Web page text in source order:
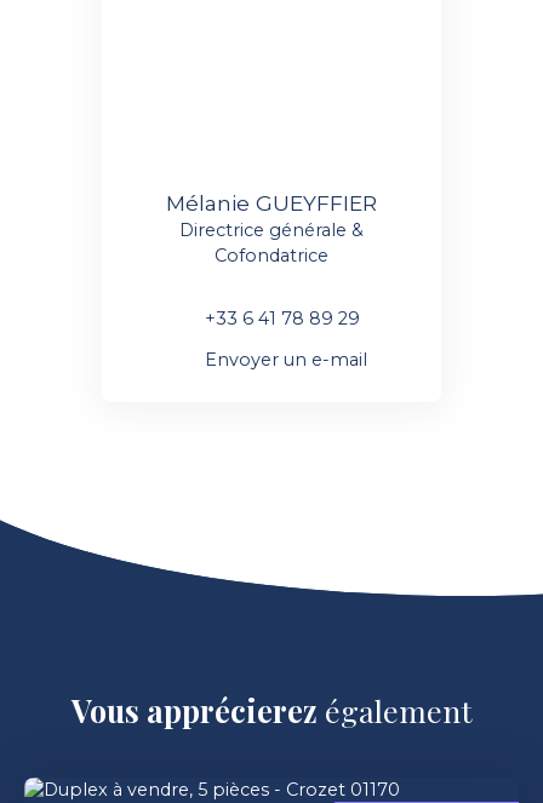
Mélanie GUEYFFIER
Directrice générale &
Cofondatrice
+33 6 41 78 89 29
Envoyer un e-mail
Vous apprécierez également